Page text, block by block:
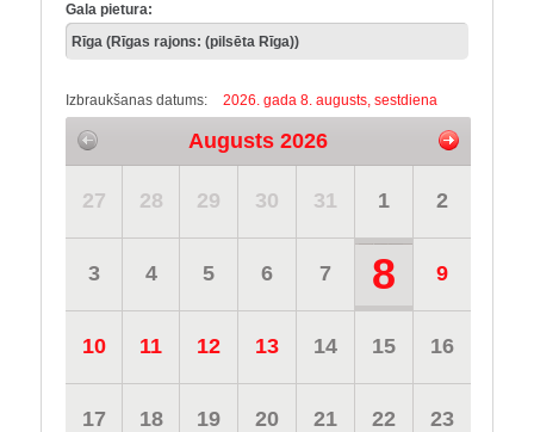
Gala pietura:
Izbraukšanas datums: 2026. gada 8. augusts, sestdiena
Augusts 2026
27 28 29 30 31 1 2
3 4 5 6 7 8 9
10 11 12 13 14 15 16
17 18 19 20 21 22 23